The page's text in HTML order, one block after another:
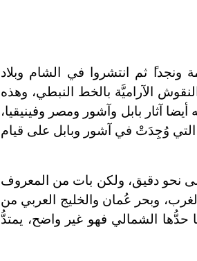
ونجدا ثم انتشروا في الشام وبلاد
الآراميَّة بالخط النبطي، وهذه
آثار بابل وآشور ومصر وفينيقيا،
وُجِِدَتْ في آشور وبابل على قيام
نحو دقيق، ولكن بات من المعروف
وبحر عُمان والخليج العربي من
حدُّها الشمالي فهو غير واضح، يمتدُّ